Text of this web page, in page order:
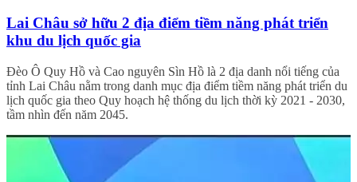
Lai Châu sở hữu 2 địa điểm tiềm năng phát triển
khu du lịch quốc gia
Đèo Ô Quy Hồ và Cao nguyên Sìn Hồ là 2 địa danh nổi tiếng của
tỉnh Lai Châu nằm trong danh mục địa điểm tiềm năng phát triển du
lịch quốc gia theo Quy hoạch hệ thống du lịch thời kỳ 2021 - 2030,
tầm nhìn đến năm 2045.